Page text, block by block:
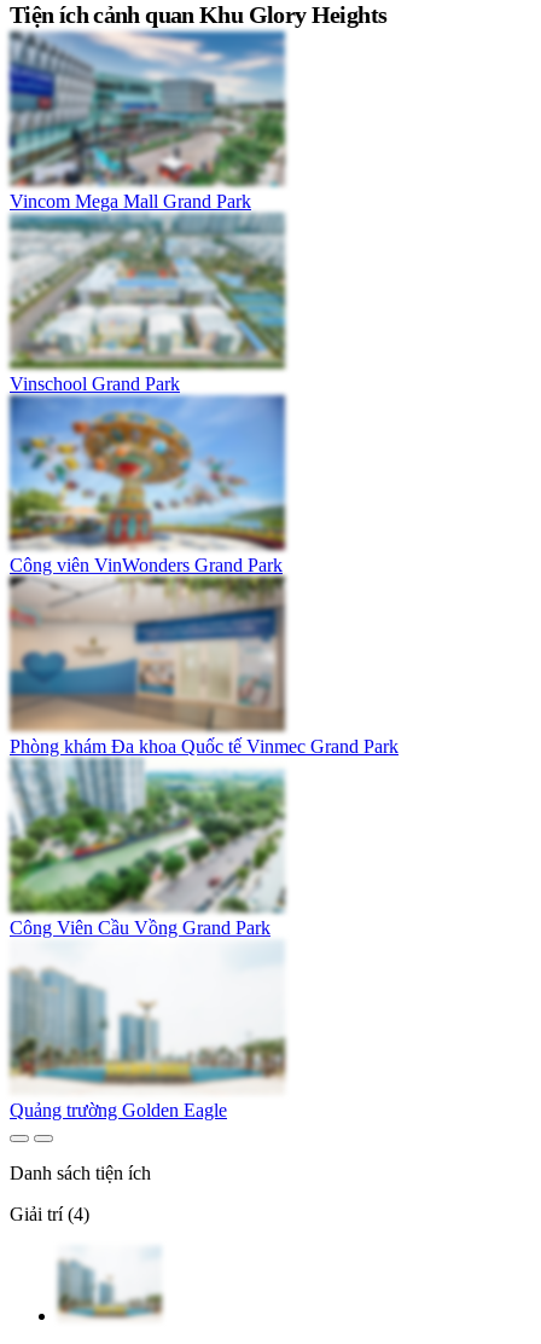
Tiện ích cảnh quan Khu Glory Heights
Vincom Mega Mall Grand Park
Vinschool Grand Park
Công viên VinWonders Grand Park
Phòng khám Đa khoa Quốc tế Vinmec Grand Park
Công Viên Cầu Vồng Grand Park
Quảng trường Golden Eagle
Danh sách tiện ích
Giải trí (4)